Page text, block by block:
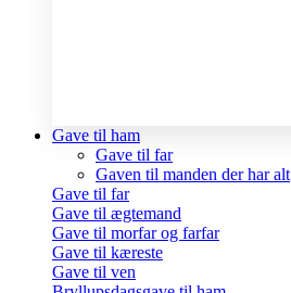
Gave til ham
Gave til far
Gaven til manden der har alt
Gave til far
Gave til ægtemand
Gave til morfar og farfar
Gave til kæreste
Gave til ven